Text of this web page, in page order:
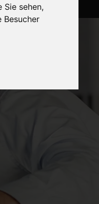
sehen,
Besucher
VERKAUFEN